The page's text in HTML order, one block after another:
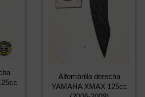
Alfombrilla derecha
YAMAHA XMAX 125cc